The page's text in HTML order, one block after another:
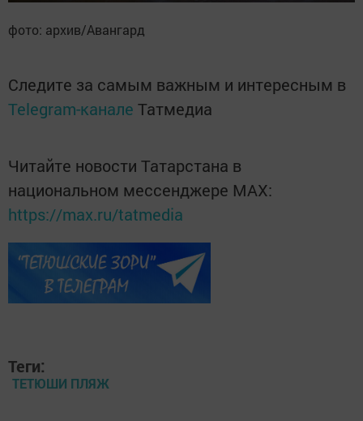
фото: архив/Авангард
Следите за самым важным и интересным в
Telegram-канале Татмедиа
Читайте новости Татарстана в
национальном мессенджере MАХ:
https://max.ru/tatmedia
Теги:
ТЕТЮШИ ПЛЯЖ